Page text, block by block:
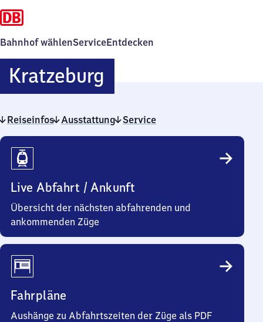
Bahnhof wählenServiceEntdecken
Kratzeburg
Reiseinfos Ausstattung Service
Reiseinfos
Live Abfahrt / Ankunft
Übersicht der nächsten abfahrenden und
ankommenden Züge
Fahrpläne
Aushänge zu Abfahrtszeiten der Züge als PDF